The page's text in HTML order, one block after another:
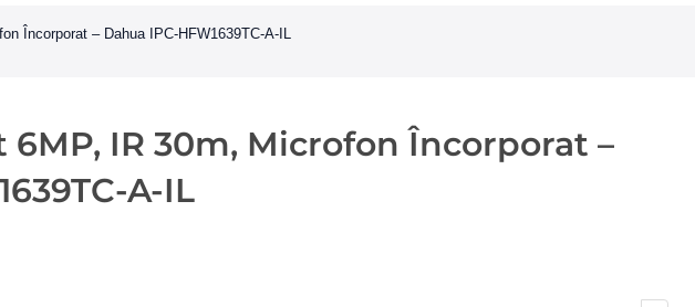
Încorporat – Dahua IPC-HFW1639TC-A-IL
6MP, IR 30m, Microfon Încorporat –
A-IL